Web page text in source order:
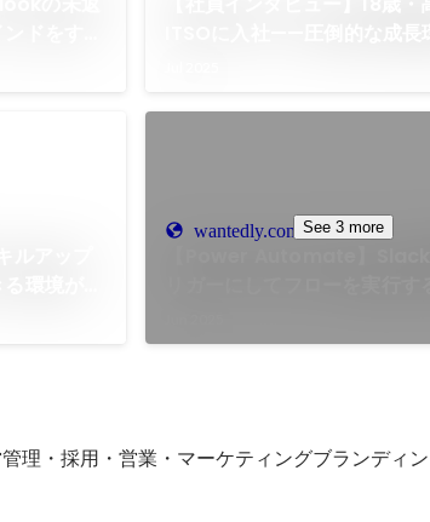
wantedly.com See 3 more
理・採用・営業・マーケティングブランディ